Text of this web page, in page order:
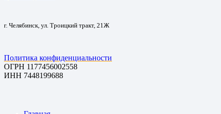
г. Челябинск, ул. Троицкий тракт, 21Ж
Политика конфиденциальности
ОГРН 1177456002558
ИНН 7448199688